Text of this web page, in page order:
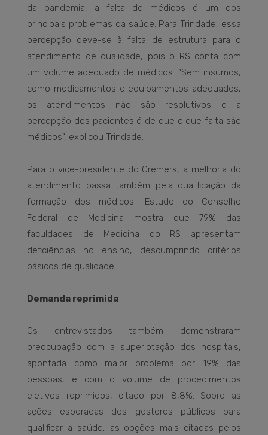
da pandemia, a falta de médicos é um dos
principais problemas da saúde. Para Trindade, essa
percepção deve-se à falta de estrutura para o
atendimento de qualidade, pois o RS conta com
um volume adequado de médicos. “Sem insumos,
como medicamentos e equipamentos adequados,
os atendimentos não são resolutivos e a
percepção dos pacientes é de que o que falta são
médicos”, explicou Trindade.
Para o vice-presidente do Cremers, a melhoria do
atendimento passa também pela qualificação da
formação dos médicos. Estudo do Conselho
Federal de Medicina mostra que 79% das
faculdades de Medicina do RS apresentam
deficiências no ensino, descumprindo critérios
básicos de qualidade.
Demanda reprimida
Os entrevistados também demonstraram
preocupação com a superlotação dos hospitais,
apontada como maior problema por 19% das
pessoas, e com o volume de procedimentos
eletivos reprimidos, citado por 8,8%. Sobre as
ações esperadas dos gestores públicos para
qualificar a saúde, as opções mais citadas pelos